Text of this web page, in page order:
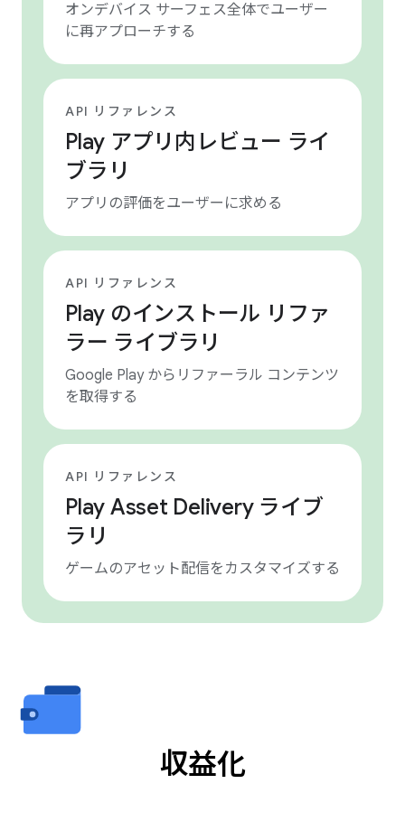
オンデバイス サーフェス全体でユーザー
に再アプローチする
API リファレンス
Play アプリ内レビュー ライ
ブラリ
アプリの評価をユーザーに求める
API リファレンス
Play のインストール リファ
ラー ライブラリ
Google Play からリファーラル コンテンツ
を取得する
API リファレンス
Play Asset Delivery ライブ
ラリ
ゲームのアセット配信をカスタマイズする
収益化